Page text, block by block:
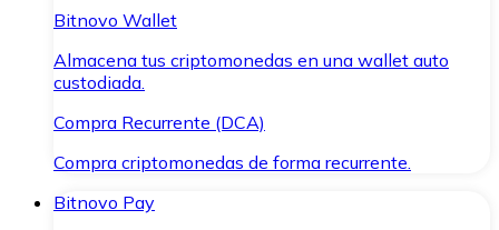
Bitnovo Wallet
Almacena tus criptomonedas en una wallet auto
custodiada.
Compra Recurrente (DCA)
Compra criptomonedas de forma recurrente.
Bitnovo Pay